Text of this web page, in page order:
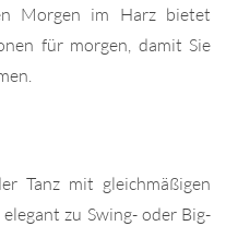
Morgen im Harz bietet
für morgen, damit Sie
Tanz mit gleichmäßigen
zu Swing- oder Big-